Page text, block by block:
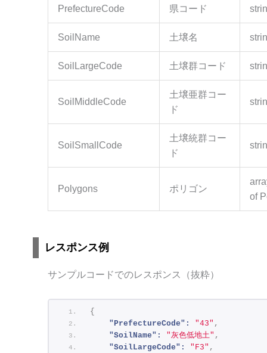
PrefectureCode 県コード
SoilName 土壌名
SoilLargeCode 土壌群コード
SoilMiddleCode
土壌亜群コー
ド
SoilSmallCode
土壌統群コー
ド
Polygons ポリゴン
of
レスポンス例
サンプルコードでのレスポンス（抜粋）
{
"PrefectureCode":
"43" ,
"SoilName":
"灰色低地土" ,
"SoilLargeCode":
"F3" ,